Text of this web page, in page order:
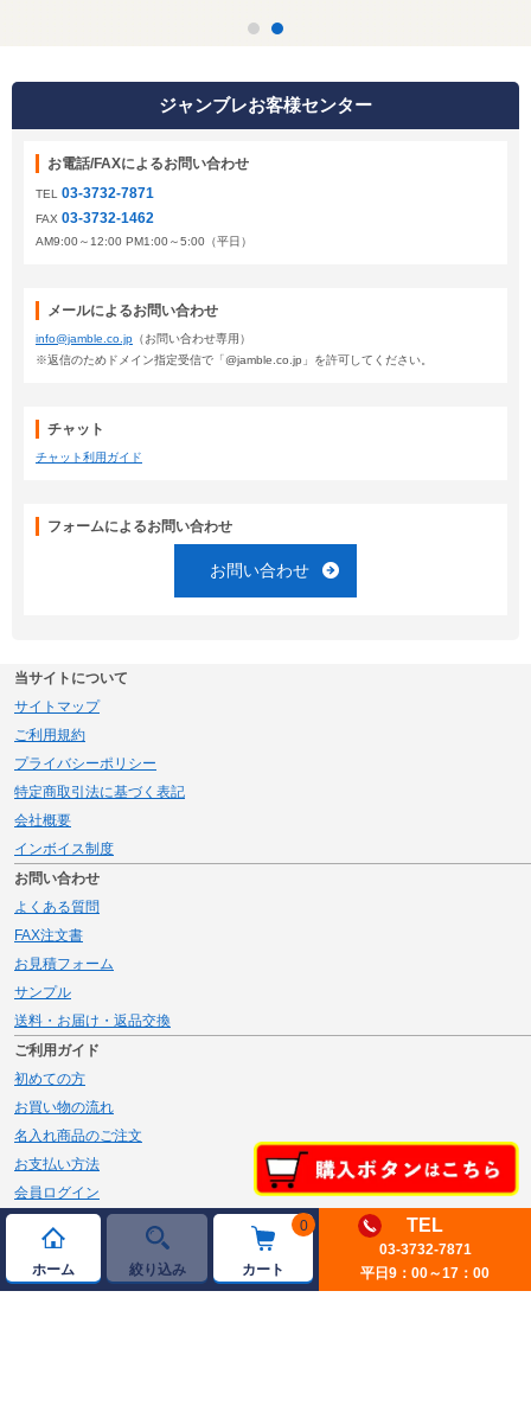
ホーム 絞り込み
0
カート
TEL
03-3732-7871
平日9：00～17：00
ジャンブレお客様センター
お電話/FAXによるお問い合わせ
TEL 03-3732-7871
FAX 03-3732-1462
AM9:00～12:00 PM1:00～5:00（平日）
メールによるお問い合わせ
info@jamble.co.jp （お問い合わせ専用）
※返信のためドメイン指定受信で「@jamble.co.jp」を許可してください。
チャット
チャット利用ガイド
フォームによるお問い合わせ
お問い合わせ
当サイトについて
サイトマップ
ご利用規約
プライバシーポリシー
特定商取引法に基づく表記
会社概要
インボイス制度
お問い合わせ
よくある質問
FAX注文書
お見積フォーム
サンプル
送料・お届け・返品交換
ご利用ガイド
初めての方
お買い物の流れ
名入れ商品のご注文
お支払い方法
会員ログイン
メルマガ登録
新規会員登録
ページトップへ